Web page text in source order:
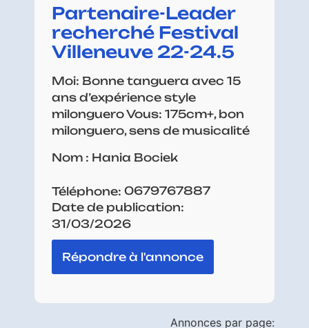
Partenaire-Leader
recherché Festival
Villeneuve 22-24.5
Moi: Bonne tanguera avec 15
ans d’expérience style
milonguero Vous: 175cm+, bon
milonguero, sens de musicalité
Nom : Hania Bociek
Téléphone: 0679767887
Date de publication:
31/03/2026
Répondre à l'annonce
Annonces par page: